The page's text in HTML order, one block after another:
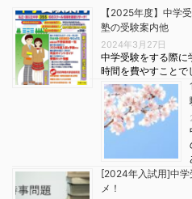
【2025年度】中学
塾の受験案内他
2024年3月27日
中学受験をする際に
時間を費やすことで
[2024年入試用]中学
メ！